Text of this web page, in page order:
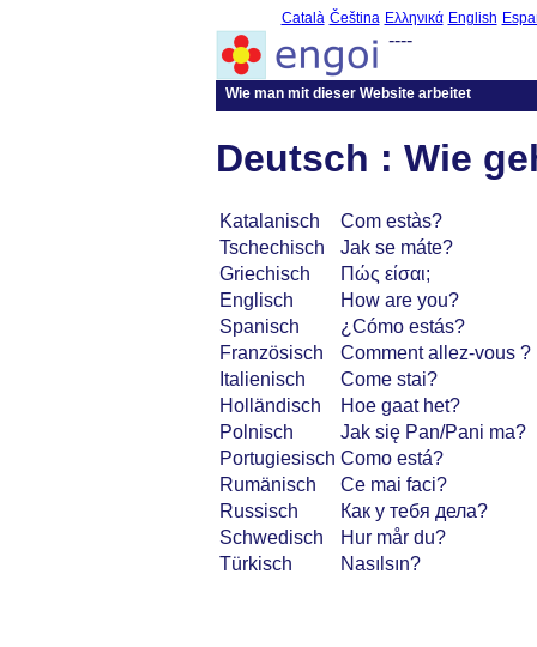
Català Čeština Ελληνικά English
----
Wie man mit dieser Website arbeitet
Deutsch : Wie
Katalanisch
Com estàs?
Tschechisch
Jak se máte?
Griechisch
Πώς είσαι;
Englisch
How are you?
Spanisch
¿Cómo estás?
Französisch
Comment allez-vous ?
Italienisch
Come stai?
Holländisch
Hoe gaat het?
Polnisch
Jak się Pan/Pani ma?
Portugiesisch Como está?
Rumänisch
Ce mai faci?
Russisch
Как у тебя дела?
Schwedisch
Hur mår du?
Türkisch
Nasılsın?